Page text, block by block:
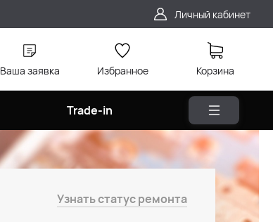
Личный кабинет
Ваша заявка Избранное Корзина
Trade-in
Узнать статус ремонта